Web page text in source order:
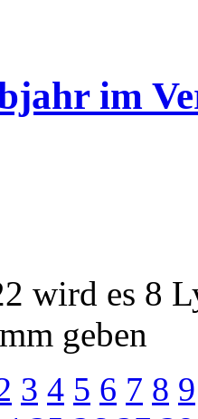
im
wird es 8
geben
3 4 5 6 7 8 9